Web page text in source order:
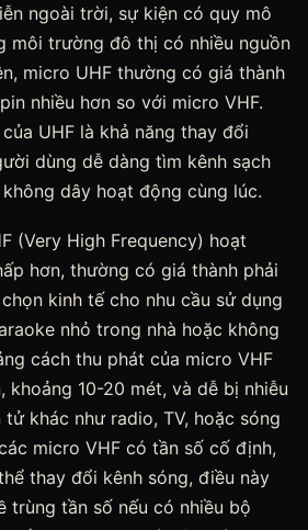
ngoài trời, sự kiện có quy mô
môi trường đô thị có nhiều nguồn
micro UHF thường có giá thành
nhiều hơn so với micro VHF.
UHF là khả năng thay đổi
dùng dễ dàng tìm kênh sạch
dây hoạt động cùng lúc.
(Very High Frequency) hoạt
hơn, thường có giá thành phải
kinh tế cho nhu cầu sử dụng
nhỏ trong nhà hoặc không
cách thu phát của micro VHF
khoảng 10-20 mét, và dễ bị nhiễu
khác như radio, TV, hoặc sóng
micro VHF có tần số cố định,
thay đổi kênh sóng, điều này
trùng tần số nếu có nhiều bộ